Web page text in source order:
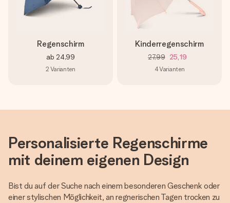
Regenschirm
ab 24,99
2 Varianten
Kinderregenschirm
27,99 25,19
4Varianten
Personalisierte Regenschirme
mit deinem eigenen Design
Bist du auf der Suche nach einem besonderen Geschenk oder
einer stylischen Möglichkeit, an regnerischen Tagen trocken zu